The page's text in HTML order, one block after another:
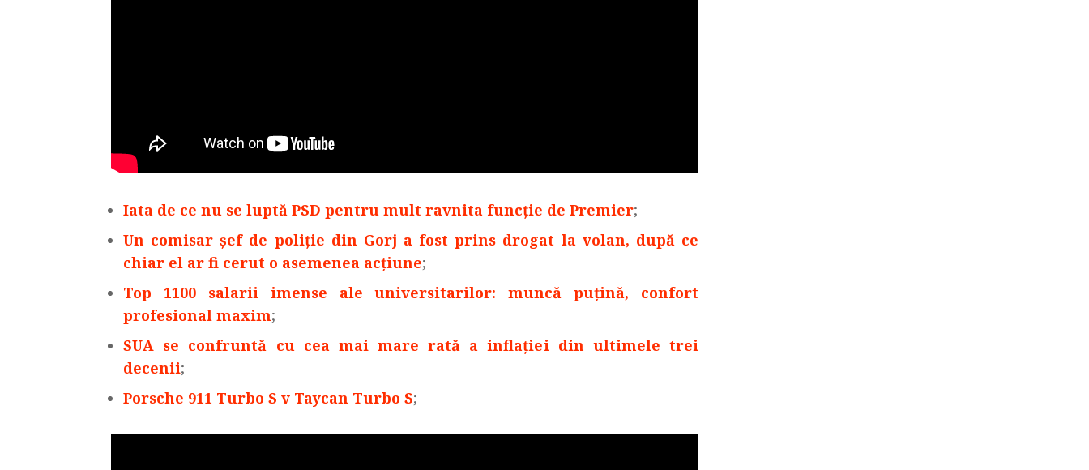
Iata de ce nu se luptă PSD pentru mult ravnita funcție de Premier;
Un comisar șef de poliție din Gorj a fost prins drogat la volan, după ce
chiar el ar fi cerut o asemenea acțiune;
Top 1100 salarii imense ale universitarilor: muncă puțină, confort
profesional maxim;
SUA se confruntă cu cea mai mare rată a inflaţiei din ultimele trei
decenii;
Porsche 911 Turbo S v Taycan Turbo S;